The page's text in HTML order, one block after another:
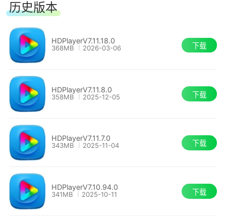
彩大屏; 适用于社区信息屏、小间距广告机、户外
广告车等; A30为发送卡+接收卡架构，可以省一张
接收卡; A30+带载长、宽可调：1024*512、
2048*256、512*1024。
软件特色：
历史版本
HDPlayerV7.11.18.0
368MB 2026-03-06 下载
HDPlayerV7.11.8.0
358MB 2025-12-05 下载
HDPlayerV7.11.7.0
343MB 2025-11-04 下载
HDPlayerV7.10.94.0
341MB 2025-10-11 下载